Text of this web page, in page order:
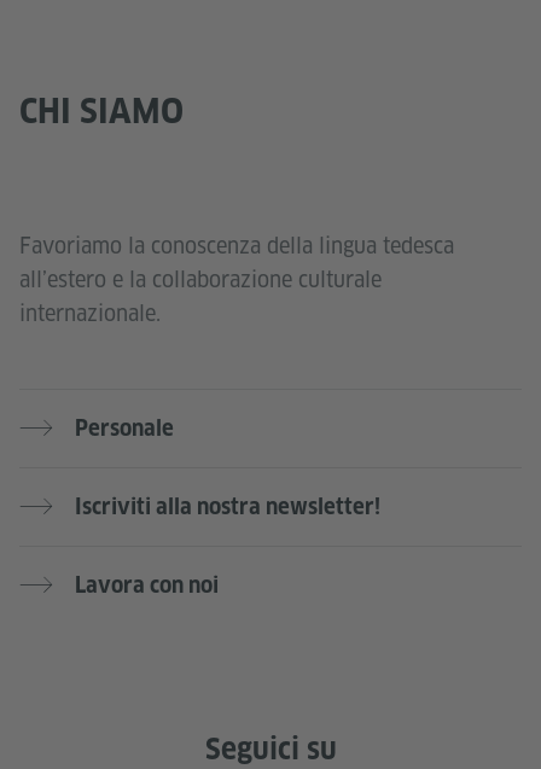
CHI SIAMO
Favoriamo la conoscenza della lingua tedesca
all’estero e la collaborazione culturale
internazionale.
Personale
Iscriviti alla nostra newsletter!
Lavora con noi
Seguici su